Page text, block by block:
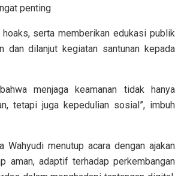
penting
hoaks, serta memberikan edukasi publik
dan dilanjut kegiatan santunan kepada
menjaga keamanan tidak hanya
tetapi juga kepedulian sosial”, imbuh
Wahyudi menutup acara dengan ajakan
aman, adaptif terhadap perkembangan